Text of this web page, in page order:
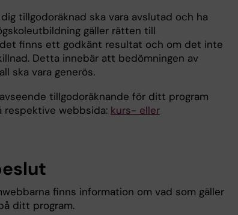
tillgodoräknad ska vara avslutad och ha
gäller rätten till
finns ett godkänt resultat och om det inte
Detta innebär att bedömningen av
ska vara generös.
tillgodoräknande för ditt program
respektive webbsida: kurs- eller
finns information om vad som gäller
ditt program.